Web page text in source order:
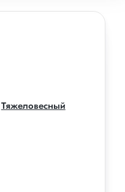
Тяжеловесный